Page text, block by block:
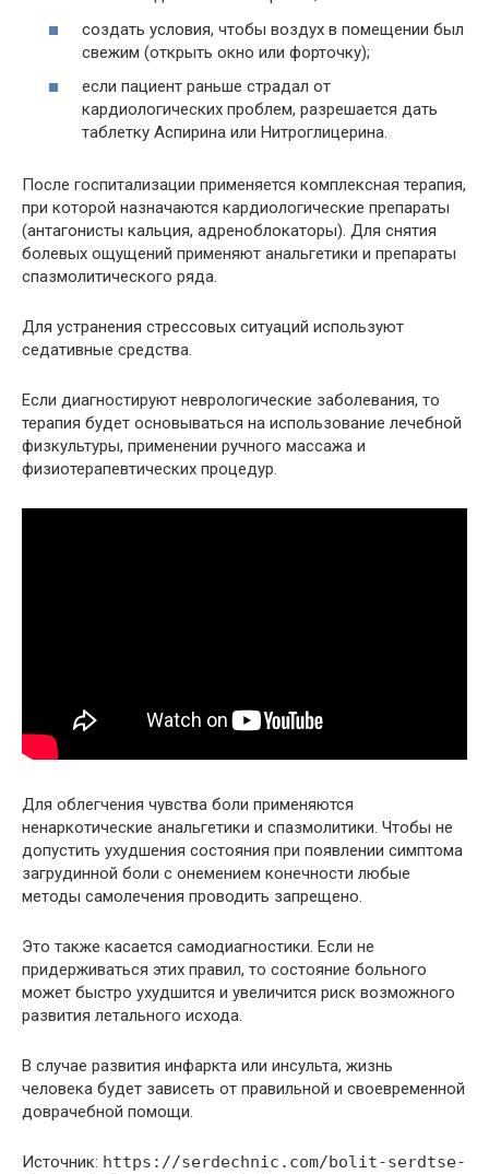
создать условия, чтобы воздух в помещении был
свежим (открыть окно или форточку);
если пациент раньше страдал от
кардиологических проблем, разрешается дать
таблетку Аспирина или Нитроглицерина.
После госпитализации применяется комплексная терапия,
при которой назначаются кардиологические препараты
(антагонисты кальция, адреноблокаторы). Для снятия
болевых ощущений применяют анальгетики и препараты
спазмолитического ряда.
Для устранения стрессовых ситуаций используют
седативные средства.
Если диагностируют неврологические заболевания, то
терапия будет основываться на использование лечебной
физкультуры, применении ручного массажа и
физиотерапевтических процедур.
Для облегчения чувства боли применяются
ненаркотические анальгетики и спазмолитики. Чтобы не
допустить ухудшения состояния при появлении симптома
загрудинной боли с онемением конечности любые
методы самолечения проводить запрещено.
Это также касается самодиагностики. Если не
придерживаться этих правил, то состояние больного
может быстро ухудшится и увеличится риск возможного
развития летального исхода.
В случае развития инфаркта или инсульта, жизнь
человека будет зависеть от правильной и своевременной
доврачебной помощи.
Источник: https://serdechnic.com/bolit-serdtse-